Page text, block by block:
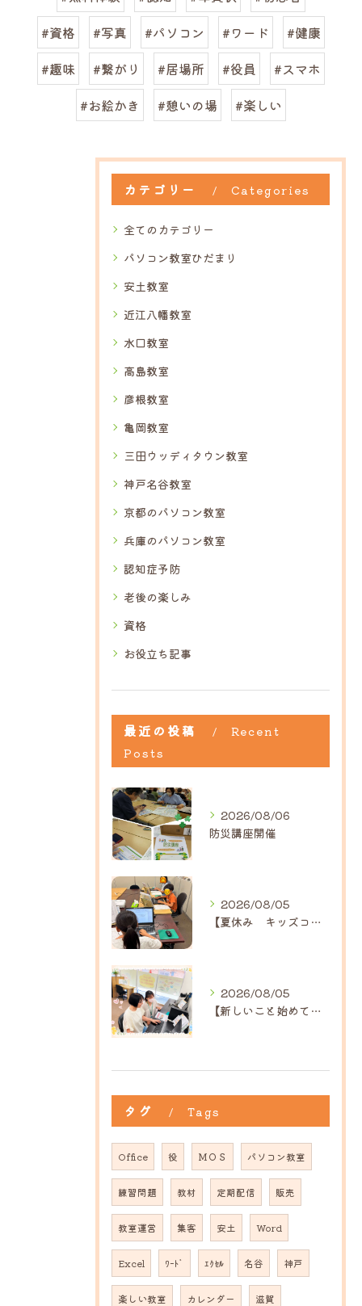
#資格
#写真 #パソコン #ワード
#健康
#趣味
#繋がり #居場所 #役員
#スマホ
#お絵かき
#憩いの場 #楽しい
カテゴリー Categories
全てのカテゴリー
パソコン教室ひだまり
安土教室
近江八幡教室
水口教室
高島教室
彦根教室
亀岡教室
三田ウッディタウン教室
神戸名谷教室
京都のパソコン教室
兵庫のパソコン教室
認知症予防
老後の楽しみ
資格
お役立ち記事
最近の投稿
Recent
Posts
2026/08/06
防災講座開催
2026/08/05
【夏休み キッズコース】｜ひだまり近江八幡教室
2026/08/05
【新しいこと始めてみませんか？】ひだまり高島教室
タグ Tags
Office 役 ＭＯＳ パソコン教室
練習問題 教材 定期配信 販売
教室運営 集客 安土 Word
Excel ﾜｰﾄﾞ ｴｸｾﾙ 名谷 神戸
楽しい教室 カレンダー 滋賀